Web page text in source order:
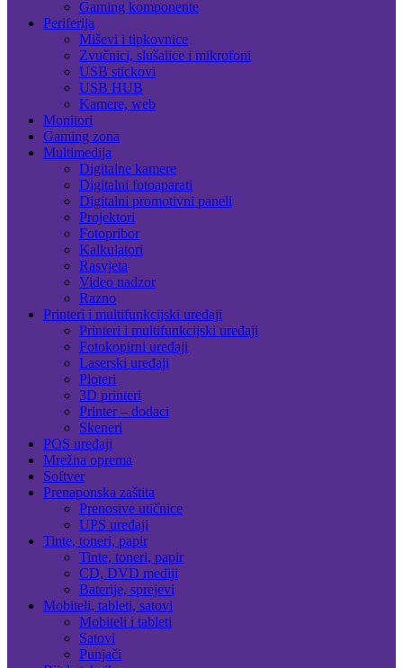
Gaming komponente
Periferija
Miševi i tipkovnice
Zvučnici, slušalice i mikrofoni
USB stickovi
USB HUB
Kamere, web
Monitori
Gaming zona
Multimedija
Digitalne kamere
Digitalni fotoaparati
Digitalni promotivni paneli
Projektori
Fotopribor
Kalkulatori
Rasvjeta
Video nadzor
Razno
Printeri i multifunkcijski uređaji
Printeri i multifunkcijski uređaji
Fotokopirni uređaji
Laserski uređaji
Ploteri
3D printeri
Printer – dodaci
Skeneri
POS uređaji
Mrežna oprema
Softver
Prenaponska zaštita
Prenosive utičnice
UPS uređaji
Tinte, toneri, papir
Tinte, toneri, papir
CD, DVD mediji
Baterije, sprejevi
Mobiteli, tableti, satovi
Mobiteli i tableti
Satovi
Punjači